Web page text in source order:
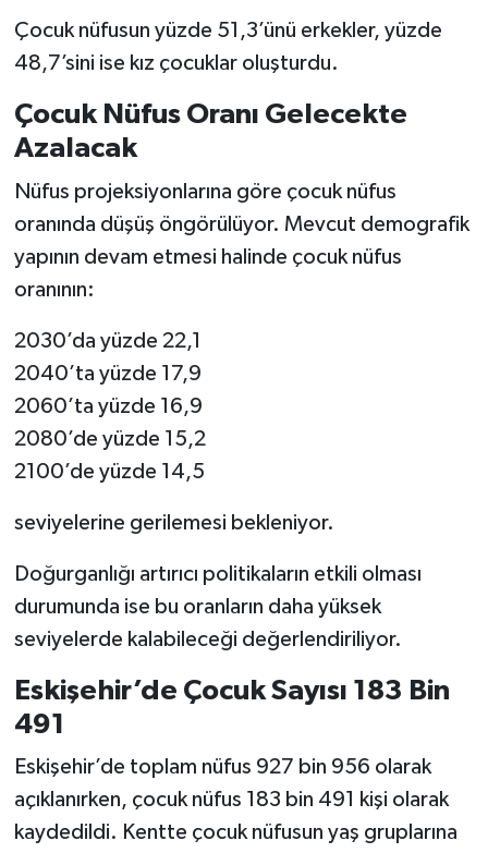
Çocuk nüfusun yüzde 51,3’ünü erkekler, yüzde
48,7’sini ise kız çocuklar oluşturdu.
Çocuk Nüfus Oranı Gelecekte
Azalacak
Nüfus projeksiyonlarına göre çocuk nüfus
oranında düşüş öngörülüyor. Mevcut demografik
yapının devam etmesi halinde çocuk nüfus
oranının:
2030’da yüzde 22,1
2040’ta yüzde 17,9
2060’ta yüzde 16,9
2080’de yüzde 15,2
2100’de yüzde 14,5
seviyelerine gerilemesi bekleniyor.
Doğurganlığı artırıcı politikaların etkili olması
durumunda ise bu oranların daha yüksek
seviyelerde kalabileceği değerlendiriliyor.
Eskişehir’de Çocuk Sayısı 183 Bin
491
Eskişehir’de toplam nüfus 927 bin 956 olarak
açıklanırken, çocuk nüfus 183 bin 491 kişi olarak
kaydedildi. Kentte çocuk nüfusun yaş gruplarına